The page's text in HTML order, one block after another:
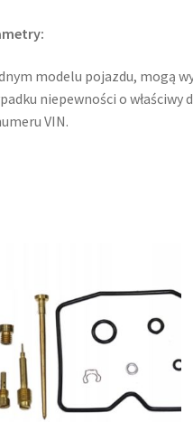
modelu pojazdu, mogą
niepewności o
VIN.